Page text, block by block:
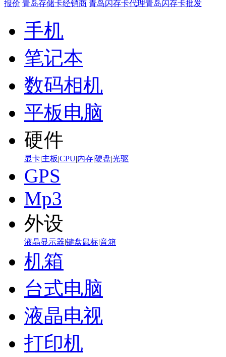
报价 青岛存储卡经销商 青岛闪存卡代理青岛闪存卡批发
手机
笔记本
数码相机
平板电脑
硬件
显卡|主板|CPU|内存|硬盘|光驱
GPS
Mp3
外设
液晶显示器|键盘鼠标|音箱
机箱
台式电脑
液晶电视
打印机